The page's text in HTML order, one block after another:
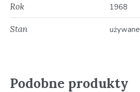
Rok 1968
Stan używane
Podobne produkty